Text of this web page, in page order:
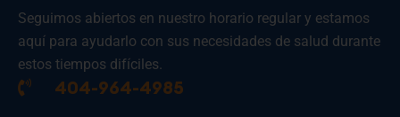
Seguimos abiertos en nuestro horario regular y estamos
aquí para ayudarlo con sus necesidades de salud durante
estos tiempos difíciles.
404-964-4985